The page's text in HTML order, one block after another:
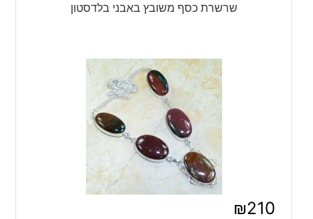
שרשרת כסף משובץ באבני בלדסטון
₪210